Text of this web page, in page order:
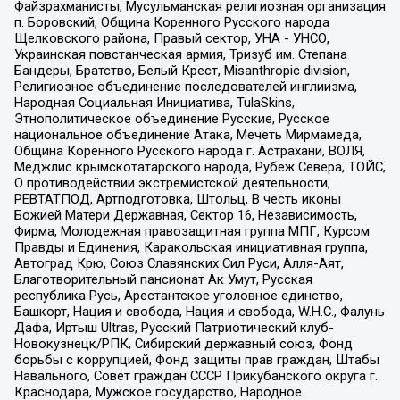
Файзрахманисты, Мусульманская религиозная организация
п. Боровский, Община Коренного Русского народа
Щелковского района, Правый сектор, УНА - УНСО,
Украинская повстанческая армия, Тризуб им. Степана
Бандеры, Братство, Белый Крест, Misanthropic division,
Религиозное объединение последователей инглиизма,
Народная Социальная Инициатива, TulaSkins,
Этнополитическое объединение Русские, Русское
национальное объединение Атака, Мечеть Мирмамеда,
Община Коренного Русского народа г. Астрахани, ВОЛЯ,
Меджлис крымскотатарского народа, Рубеж Севера, ТОЙС,
О противодействии экстремистской деятельности,
РЕВТАТПОД, Артподготовка, Штольц, В честь иконы
Божией Матери Державная, Сектор 16, Независимость,
Фирма, Молодежная правозащитная группа МПГ, Курсом
Правды и Единения, Каракольская инициативная группа,
Автоград Крю, Союз Славянских Сил Руси, Алля-Аят,
Благотворительный пансионат Ак Умут, Русская
республика Русь, Арестантское уголовное единство,
Башкорт, Нация и свобода, Нация и свобода, W.H.С., Фалунь
Дафа, Иртыш Ultras, Русский Патриотический клуб-
Новокузнецк/РПК, Сибирский державный союз, Фонд
борьбы с коррупцией, Фонд защиты прав граждан, Штабы
Навального, Совет граждан СССР Прикубанского округа г.
Краснодара, Мужское государство, Народное